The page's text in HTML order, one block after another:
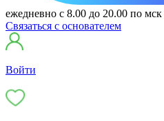
ежедневно с 8.00 до 20.00 по мск
Связаться с основателем
Войти